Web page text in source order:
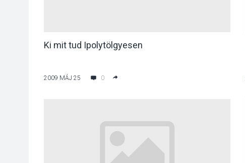
Ki mit tud Ipolytölgyesen
2009 MÁJ 25 0